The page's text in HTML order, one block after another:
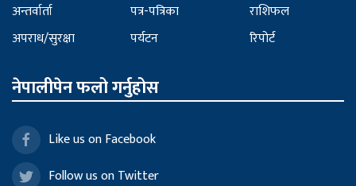
अन्तर्वार्ता
अपराध/सुरक्षा
पत्र-पत्रिका
पर्यटन
राशिफल
रिपोर्ट
नेपालीपेन फलो गर्नुहोस
Like us on Facebook
Follow us on Twitter